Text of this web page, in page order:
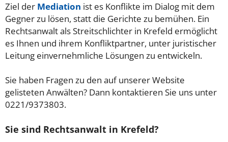
Ziel der Mediation ist es Konflikte im Dialog mit dem
Gegner zu lösen, statt die Gerichte zu bemühen. Ein
Rechtsanwalt als Streitschlichter in Krefeld ermöglicht
es Ihnen und ihrem Konfliktpartner, unter juristischer
Leitung einvernehmliche Lösungen zu entwickeln.
Sie haben Fragen zu den auf unserer Website
gelisteten Anwälten? Dann kontaktieren Sie uns unter
0221/9373803.
Sie sind Rechtsanwalt in Krefeld?